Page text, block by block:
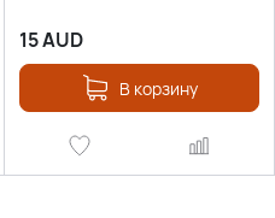
15AUD
В корзину